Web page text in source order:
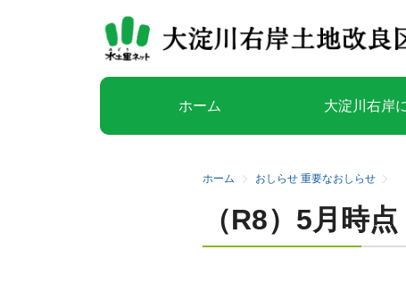
ホーム 大淀川右岸
ホーム おしらせ 重要なおしらせ
（R8）5月